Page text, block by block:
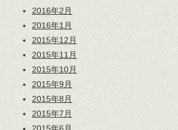
2016年2月
2016年1月
2015年12月
2015年11月
2015年10月
2015年9月
2015年8月
2015年7月